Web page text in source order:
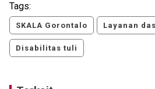
Tags:
SKALA Gorontalo Layanan
Disabilitas tuli